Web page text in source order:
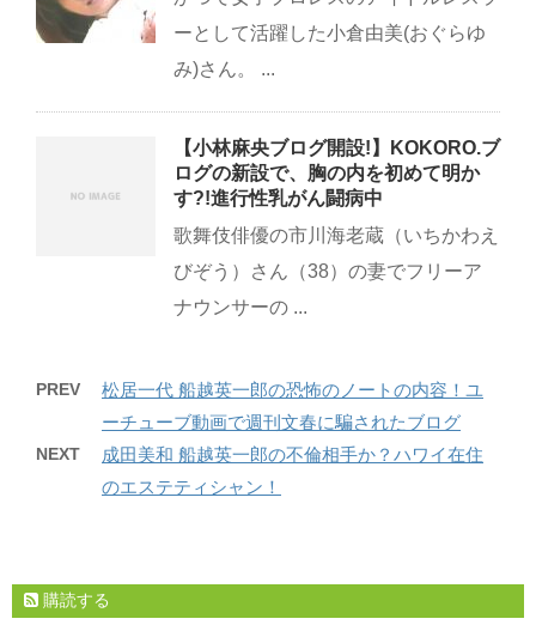
ーとして活躍した小倉由美(おぐらゆ
み)さん。 ...
【小林麻央ブログ開設!】KOKORO.ブ
ログの新設で、胸の内を初めて明か
す?!進行性乳がん闘病中
歌舞伎俳優の市川海老蔵（いちかわえ
びぞう）さん（38）の妻でフリーア
ナウンサーの ...
PREV
松居一代 船越英一郎の恐怖のノートの内容！ユ
ーチューブ動画で週刊文春に騙されたブログ
NEXT
成田美和 船越英一郎の不倫相手か？ハワイ在住
のエステティシャン！
購読する